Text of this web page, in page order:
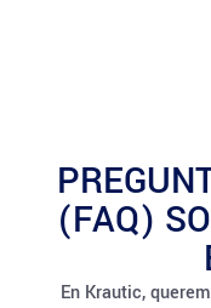
(FAQ)
En Krautic,